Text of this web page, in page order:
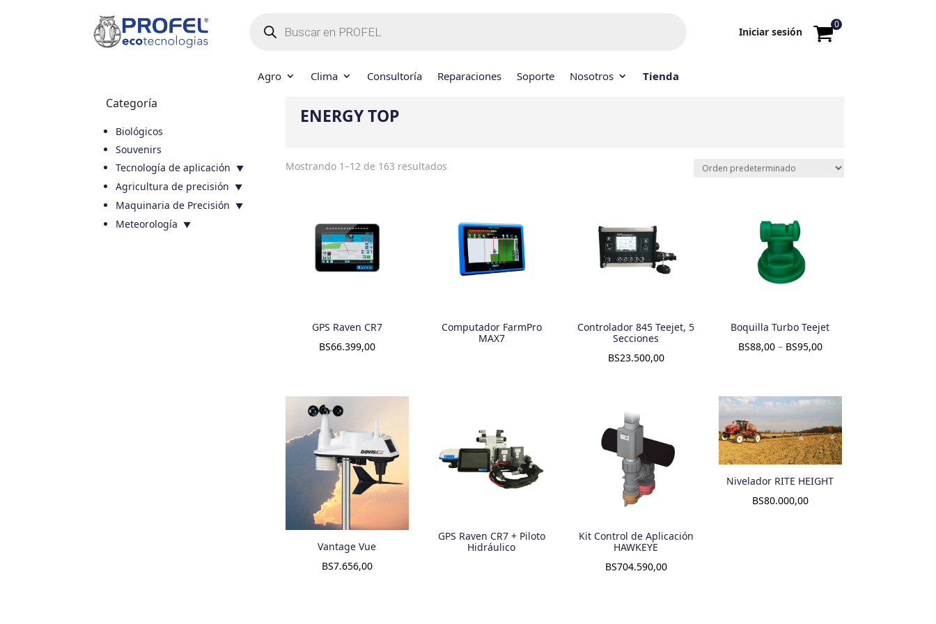
productos Iniciar sesión
0
Agro Clima Consultoría Reparaciones Soporte Nosotros Tienda
Categoría
Biológicos
Souvenirs
Tecnología de aplicación
Agricultura de precisión
Maquinaria de Precisión
Meteorología
ENERGY TOP
Mostrando 1–12 de 163 resultados
GPS Raven CR7
BS66.399,00
Computador FarmPro
MAX7
Controlador 845 Teejet, 5
Secciones
BS23.500,00
Boquilla Turbo Teejet
BS88,00– BS95,00
Vantage Vue
BS7.656,00
GPS Raven CR7 + Piloto
Hidráulico
Kit Control de Aplicación
HAWKEYE
BS704.590,00
Nivelador RITE HEIGHT
BS80.000,00